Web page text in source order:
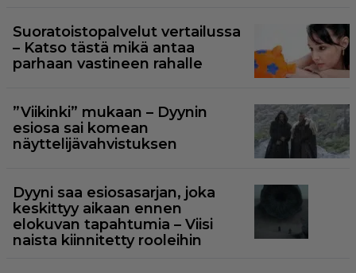
Suoratoistopalvelut vertailussa
– Katso tästä mikä antaa
parhaan vastineen rahalle
”Viikinki” mukaan – Dyynin
esiosa sai komean
näyttelijävahvistuksen
Dyyni saa esiosasarjan, joka
keskittyy aikaan ennen
elokuvan tapahtumia – Viisi
naista kiinnitetty rooleihin